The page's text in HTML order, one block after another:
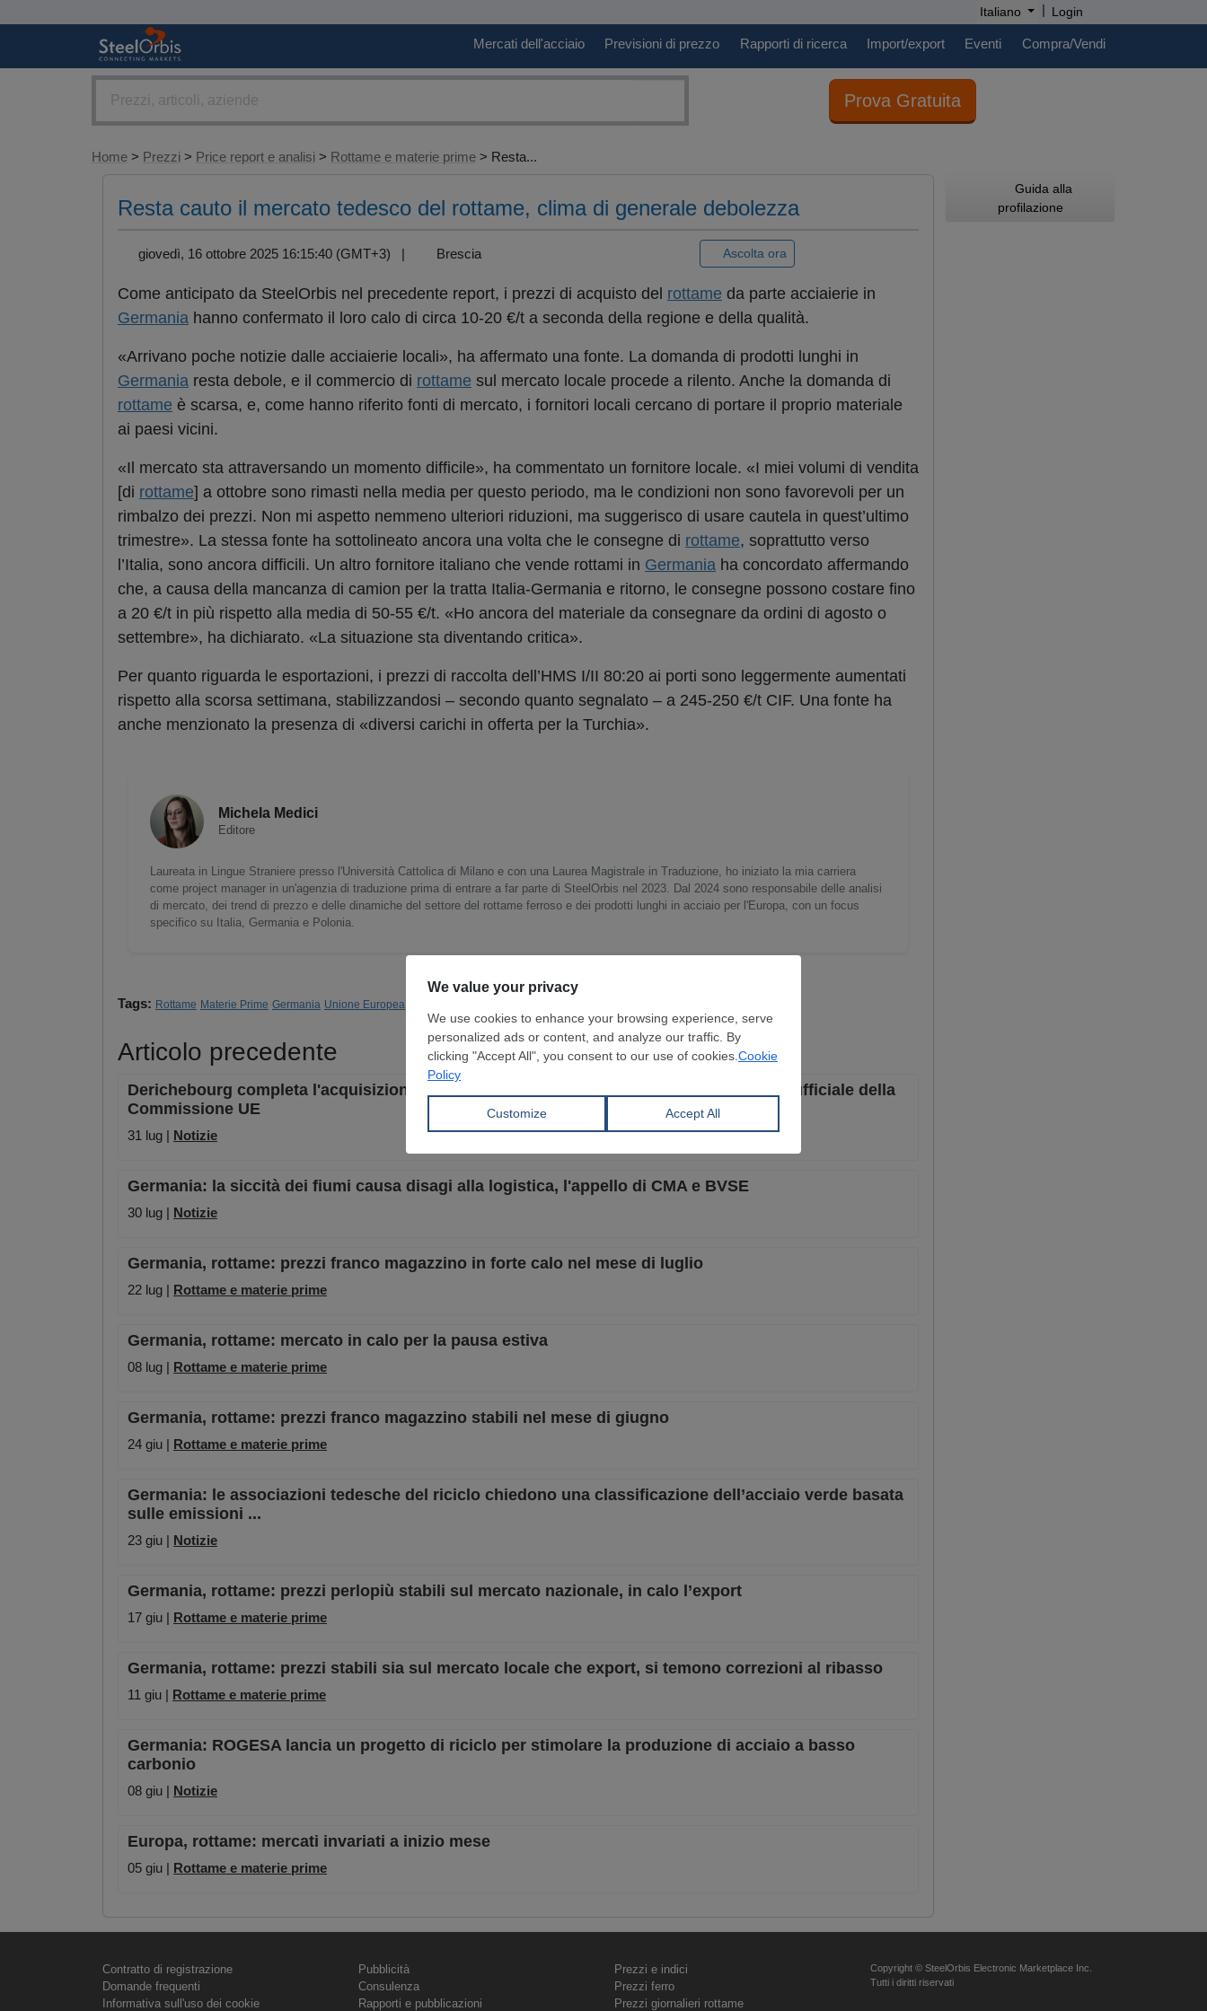
Italiano | Login
Mercati dell'acciaio Previsioni di prezzo Rapporti di ricerca Import/export Eventi Compra/Vendi
Prova Gratuita
Home > Prezzi > Price report e analisi > Rottame e materie prime > Resta...
Resta cauto il mercato tedesco del rottame, clima di generale debolezza
giovedì, 16 ottobre 2025 16:15:40 (GMT+3) | Brescia Ascolta ora
Come anticipato da SteelOrbis nel precedente report, i prezzi di acquisto del rottame da parte acciaierie in
Germania hanno confermato il loro calo di circa 10-20 €/t a seconda della regione e della qualità.
«Arrivano poche notizie dalle acciaierie locali», ha affermato una fonte. La domanda di prodotti lunghi in
Germania resta debole, e il commercio di rottame sul mercato locale procede a rilento. Anche la domanda di
rottame è scarsa, e, come hanno riferito fonti di mercato, i fornitori locali cercano di portare il proprio materiale
ai paesi vicini.
«Il mercato sta attraversando un momento difficile», ha commentato un fornitore locale. «I miei volumi di vendita
[di rottame] a ottobre sono rimasti nella media per questo periodo, ma le condizioni non sono favorevoli per un
rimbalzo dei prezzi. Non mi aspetto nemmeno ulteriori riduzioni, ma suggerisco di usare cautela in quest’ultimo
trimestre». La stessa fonte ha sottolineato ancora una volta che le consegne di rottame, soprattutto verso
l’Italia, sono ancora difficili. Un altro fornitore italiano che vende rottami in Germania ha concordato affermando
che, a causa della mancanza di camion per la tratta Italia-Germania e ritorno, le consegne possono costare fino
a 20 €/t in più rispetto alla media di 50-55 €/t. «Ho ancora del materiale da consegnare da ordini di agosto o
settembre», ha dichiarato. «La situazione sta diventando critica».
Per quanto riguarda le esportazioni, i prezzi di raccolta dell’HMS I/II 80:20 ai porti sono leggermente aumentati
rispetto alla scorsa settimana, stabilizzandosi – secondo quanto segnalato – a 245-250 €/t CIF. Una fonte ha
anche menzionato la presenza di «diversi carichi in offerta per la Turchia».
Michela Medici
Editore
Laureata in Lingue Straniere presso l'Università Cattolica di Milano e con una Laurea Magistrale in Traduzione, ho iniziato la mia carriera
come project manager in un'agenzia di traduzione prima di entrare a far parte di SteelOrbis nel 2023. Dal 2024 sono responsabile delle analisi
di mercato, dei trend di prezzo e delle dinamiche del settore del rottame ferroso e dei prodotti lunghi in acciaio per l'Europa, con un focus
specifico su Italia, Germania e Polonia.
Tags: Rottame Materie Prime Germania Unione Europea
Articolo precedente
Derichebourg completa l'acquisizione del gruppo tedesco Scholz dopo l'approvazione ufficiale della
Commissione UE
31 lug | Notizie
Germania: la siccità dei fiumi causa disagi alla logistica, l'appello di CMA e BVSE
30 lug | Notizie
Germania, rottame: prezzi franco magazzino in forte calo nel mese di luglio
22 lug | Rottame e materie prime
Germania, rottame: mercato in calo per la pausa estiva
08 lug | Rottame e materie prime
Germania, rottame: prezzi franco magazzino stabili nel mese di giugno
24 giu | Rottame e materie prime
Germania: le associazioni tedesche del riciclo chiedono una classificazione dell’acciaio verde basata
sulle emissioni ...
23 giu | Notizie
Germania, rottame: prezzi perlopiù stabili sul mercato nazionale, in calo l’export
17 giu | Rottame e materie prime
Germania, rottame: prezzi stabili sia sul mercato locale che export, si temono correzioni al ribasso
11 giu | Rottame e materie prime
Germania: ROGESA lancia un progetto di riciclo per stimolare la produzione di acciaio a basso
carbonio
08 giu | Notizie
Europa, rottame: mercati invariati a inizio mese
05 giu | Rottame e materie prime
Guida alla
profilazione
Contratto di registrazione
Domande frequenti
Informativa sull'uso dei cookie
Pubblicità
Consulenza
Rapporti e pubblicazioni
Prezzi e indici
Prezzi ferro
Prezzi giornalieri rottame
Copyright © SteelOrbis Electronic Marketplace Inc.
Tutti i diritti riservati